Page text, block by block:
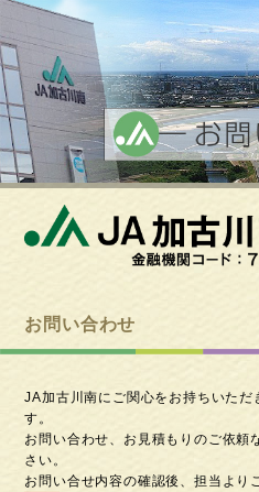
お問い合わせ
JA加古川南にご関心をお持ちいただ
す。
お問い合わせ、お見積もりのご依頼
さい。
お問い合せ内容の確認後、担当より